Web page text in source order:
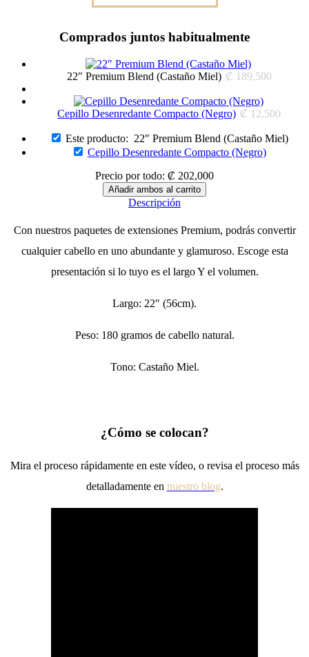
Comprados juntos habitualmente
22″ Premium Blend (Castaño Miel) ₡ 189,500
Cepillo Desenredante Compacto (Negro) ₡ 12,500
Este producto: 22″ Premium Blend (Castaño Miel)
Cepillo Desenredante Compacto (Negro)
Precio por todo: ₡ 202,000
Descripción
Con nuestros paquetes de extensiones Premium, podrás convertir
cualquier cabello en uno abundante y glamuroso. Escoge esta
presentación si lo tuyo es el largo Y el volumen.
Largo: 22″ (56cm).
Peso: 180 gramos de cabello natural.
Tono: Castaño Miel.
¿Cómo se colocan?
Mira el proceso rápidamente en este vídeo, o revisa el proceso más
detalladamente en nuestro blog.